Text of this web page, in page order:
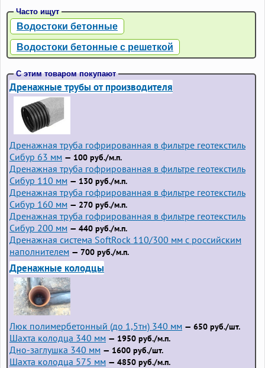
Часто ищут
Водостоки бетонные
Водостоки бетонные с решеткой
С этим товаром покупают
Дренажные трубы от производителя
Дренажная труба гофрированная в фильтре геотекстиль
Сибур 63 мм — 100 руб./м.п.
Дренажная труба гофрированная в фильтре геотекстиль
Сибур 110 мм — 130 руб./м.п.
Дренажная труба гофрированная в фильтре геотекстиль
Сибур 160 мм — 270 руб./м.п.
Дренажная труба гофрированная в фильтре геотекстиль
Сибур 200 мм — 440 руб./м.п.
Дренажная система SoftRock 110/300 мм с российским
наполнителем — 700 руб./м.п.
Дренажные колодцы
Люк полимербетонный (до 1,5тн) 340 мм — 650 руб./шт.
Шахта колодца 340 мм — 1950 руб./м.п.
Дно-заглушка 340 мм — 1600 руб./шт.
Шахта колодца 575 мм — 4850 руб./м.п.